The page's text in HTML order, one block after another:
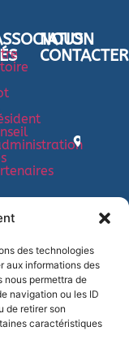
des technologies
aux informations des
nous permettra de
navigation ou les ID
de retirer son
caractéristiques
NOUS
CONTACTER
Dinard
99
80
95
06